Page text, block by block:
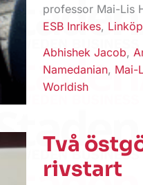
professor Mai-Lis
ESB Inrikes,
Abhishek Jacob,
Namedanian, Mai-
Worldish
Två
rivstart